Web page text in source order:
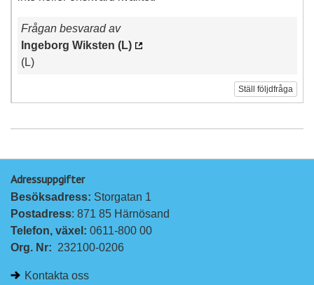
Frågan besvarad av
Ingeborg Wiksten (L)
(L)
Ställ följdfråga
Adressuppgifter
Besöksadress: Storgatan 1
Postadress: 871 85 Härnösand
Telefon, växel: 0611-800 00
Org. Nr: 232100-0206
Kontakta oss